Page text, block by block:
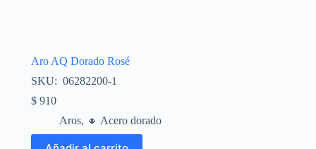
Aro AQ Dorado Rosé
SKU: 06282200-1
$910
Aros, 🔸​ Acero dorado